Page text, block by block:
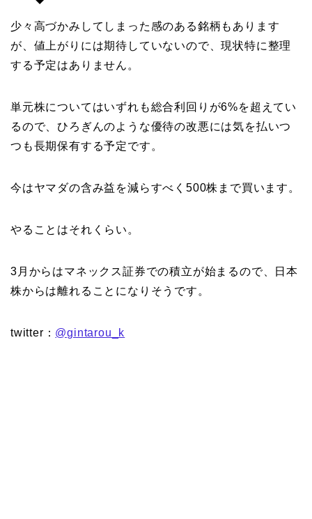
少々高づかみしてしまった感のある銘柄もあります
が、値上がりには期待していないので、現状特に整理
する予定はありません。
単元株についてはいずれも総合利回りが6%を超えてい
るので、ひろぎんのような優待の改悪には気を払いつ
つも長期保有する予定です。
今はヤマダの含み益を減らすべく500株まで買います。
やることはそれくらい。
3月からはマネックス証券での積立が始まるので、日本
株からは離れることになりそうです。
twitter： @gintarou_k